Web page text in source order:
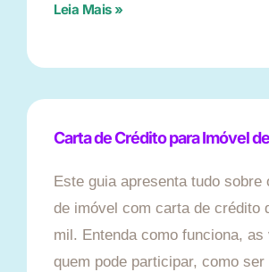
Leia Mais »
Carta de Crédito para Imóvel
Este guia apresenta tudo sobre
de imóvel com carta de crédito
mil. Entenda como funciona, as
quem pode participar, como ser